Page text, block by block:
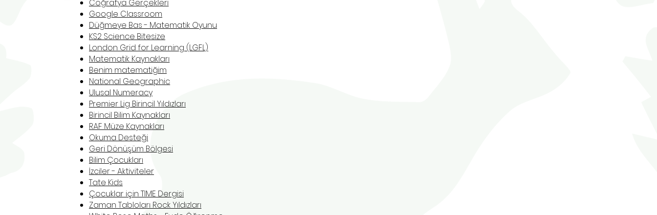
Coğrafya Gerçekleri
Google Classroom
Düğmeye Bas - Matematik Oyunu
KS2 Science Bitesize
London Grid for Learning (LGFL)
Matematik Kaynakları
Benim matematiğim
National Geographic
Ulusal Numeracy
Premier Lig Birincil Yıldızları
Birincil Bilim Kaynakları
RAF Müze Kaynakları
Okuma Desteği
Geri Dönüşüm Bölgesi
Bilim Çocukları
İzciler - Aktiviteler
Tate Kids
Çocuklar için TIME Dergisi
Zaman Tabloları Rock Yıldızları